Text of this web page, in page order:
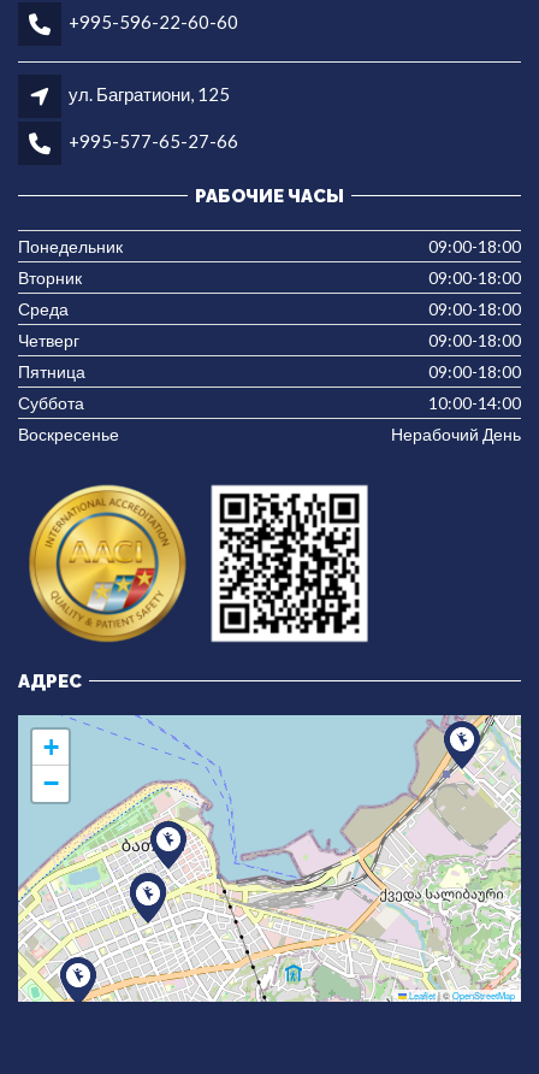
+995-596-22-60-60
ул. Багратиони, 125
+995-577-65-27-66
РАБОЧИЕ ЧАСЫ
Понедельник
09:00-18:00
Вторник
09:00-18:00
Среда
09:00-18:00
Четверг
09:00-18:00
Пятница
09:00-18:00
Суббота
10:00-14:00
Воскресенье
Нерабочий День
АДРЕС
+
−
Leaflet|©OpenStreetMap